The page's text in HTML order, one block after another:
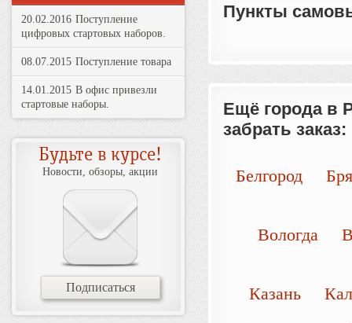
20.02.2016 Поступление
цифровых стартовых наборов.
08.07.2015 Поступление товара
14.01.2015 В офис привезли
стартовые наборы.
Будьте в курсе!
Новости, обзоры, акции
Подписаться
Пункты
Ещё города в
забрать заказ:
Белгород
Вологда
Казань